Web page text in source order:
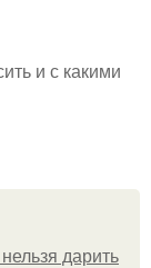
и с какими
дарить